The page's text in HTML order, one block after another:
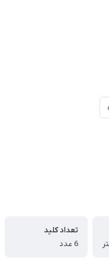
تعداد کلید
6 عدد